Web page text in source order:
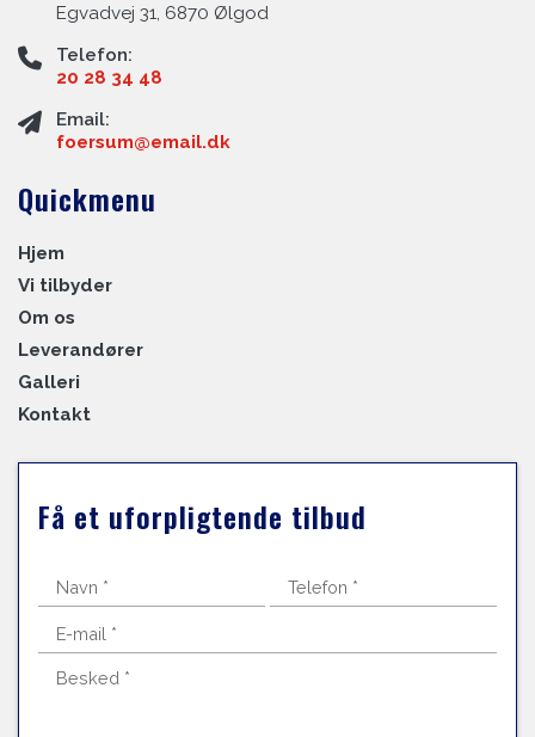
Egvadvej 31, 6870 Ølgod
Telefon:
20 28 34 48
Email:
foersum@email.dk
Quickmenu
Hjem
Vi tilbyder
Om os
Leverandører
Galleri
Kontakt
Få et uforpligtende tilbud